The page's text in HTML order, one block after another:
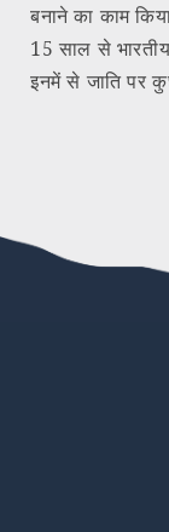
बनाने का काम
15 साल से
इनमें से जाति पर